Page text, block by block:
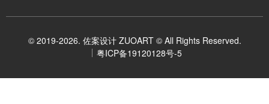
© 2019-2026. 佐案设计 ZUOART © All Rights Reserved.
粤ICP备19120128号-5